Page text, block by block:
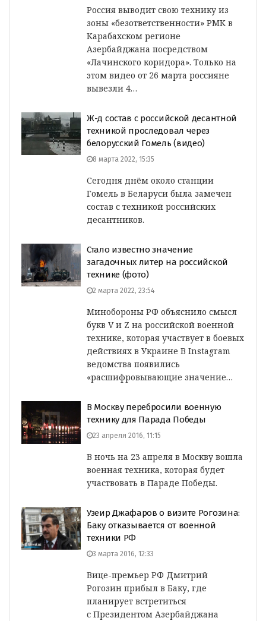
Россия выводит свою технику из
зоны «безответственности» РМК в
Карабахском регионе
Азербайджана посредством
«Лачинского коридора». Только на
этом видео от 26 марта россияне
вывезли 4…
Ж-д состав с российской десантной
техникой проследовал через
белорусский Гомель (видео)
8 марта 2022, 15:35
Сегодня днём около станции
Гомель в Беларуси была замечен
состав с техникой российских
десантников.
Стало известно значение
загадочных литер на российской
технике (фото)
2 марта 2022, 23:54
Минобороны РФ объяснило смысл
букв V и Z на российской военной
технике, которая участвует в боевых
действиях в Украине В Instagram
ведомства появились
«расшифровывающие значение…
В Москву перебросили военную
технику для Парада Победы
23 апреля 2016, 11:15
В ночь на 23 апреля в Москву вошла
военная техника, которая будет
участвовать в Параде Победы.
Узеир Джафаров о визите Рогозина:
Баку отказывается от военной
техники РФ
3 марта 2016, 12:33
Вице-премьер РФ Дмитрий
Рогозин прибыл в Баку, где
планирует встретиться
с Президентом Азербайджана